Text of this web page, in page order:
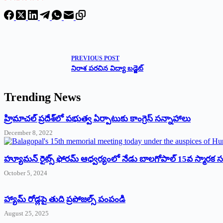
PREVIOUS POST
నిరాశ పరచిన విద్యా బడ్జెట్‌
Trending News
‌హ్రిమాచల్‌ ‌ప్రదేశ్‌లో పభుత్వ ఏర్పాటుకు కాంగ్రెస్‌ ‌సన్నాహాలు
December 8, 2022
హ్యూమన్‌ రైట్స్‌ ఫోరమ్‌ ఆధ్వర్యంలో నేడు బాలగోపాల్‌ 15వ స్మారక
October 5, 2024
హ్యామ్‌ రోడ్లపై తుది ప్రపోజల్స్‌ పంపండి
August 25, 2025